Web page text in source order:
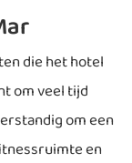
die het hotel
om veel tijd
om een
en